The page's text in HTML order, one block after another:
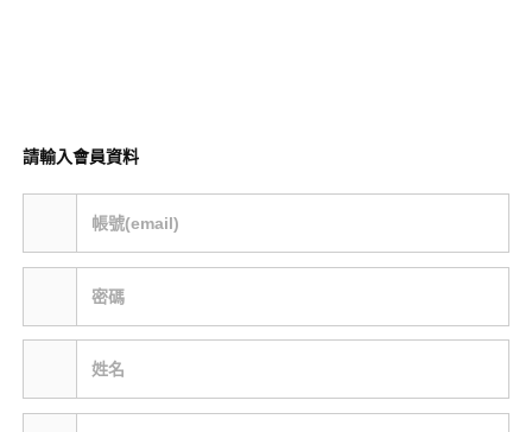
請輸入會員資料
帳號(email)
密碼
姓名